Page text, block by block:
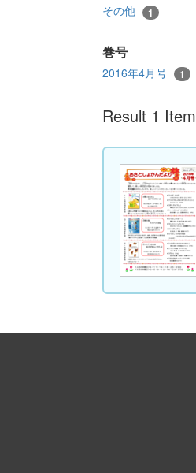
その他 1
巻号
2016年4月号 1
Result 1 Item